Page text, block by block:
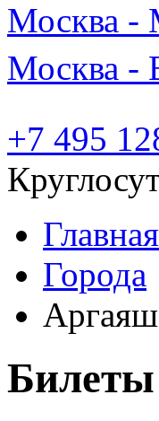
Москва -
Москва -
+7 495
Главная
Города
Билеты